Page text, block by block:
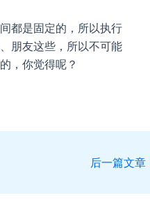
都是固定的，所以执行
朋友这些，所以不可能
，你觉得呢？
后一篇文章